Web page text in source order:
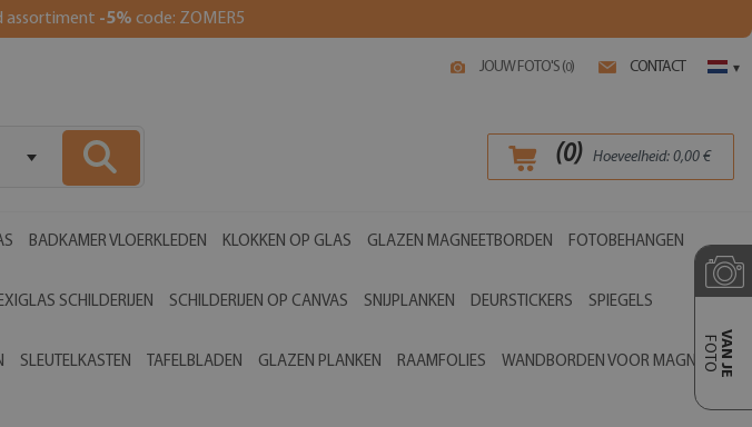
assortiment -5% code: ZOMER5
JOUW FOTO'S (0) CONTACT ▾
(0) Hoeveelheid: 0,00 €
BADKAMER VLOERKLEDEN KLOKKEN OP GLAS GLAZEN MAGNEETBORDEN FOTOBEHANGEN
SCHILDERIJEN SCHILDERIJEN OP CANVAS SNIJPLANKEN DEURSTICKERS SPIEGELS
SLEUTELKASTEN TAFELBLADEN GLAZEN PLANKEN RAAMFOLIES WANDBORDEN VOOR MAGNETEN
VAN JE
FOTO